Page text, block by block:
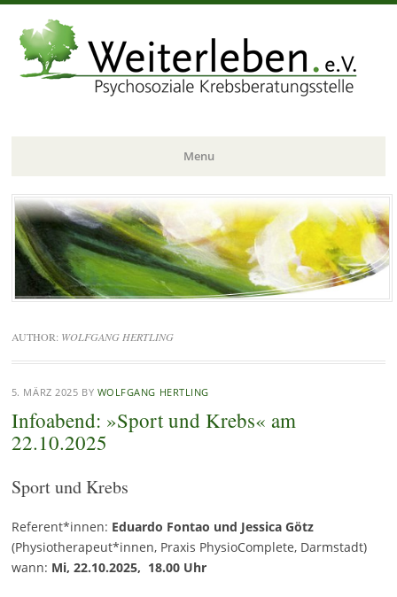
Menu
Skip
to
content
AUTHOR: WOLFGANG HERTLING
5. MÄRZ 2025 BY WOLFGANG HERTLING
Infoabend: »Sport und Krebs« am
22.10.2025
Sport und Krebs
Referent*innen: Eduardo Fontao und Jessica Götz
(Physiotherapeut*innen, Praxis PhysioComplete, Darmstadt)
wann: Mi, 22.10.2025, 18.00 Uhr